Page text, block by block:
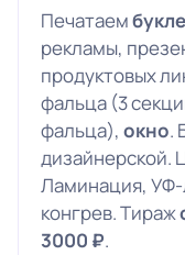
Печатаем
рекламы,
продуктовых
фальца (3
фальца), окно.
дизайнерской.
Ламинация, УФ-
конгрев. Тираж
3000 ₽.